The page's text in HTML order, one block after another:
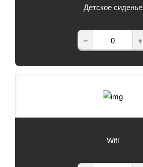
Детское сиденье
– +
Wifi